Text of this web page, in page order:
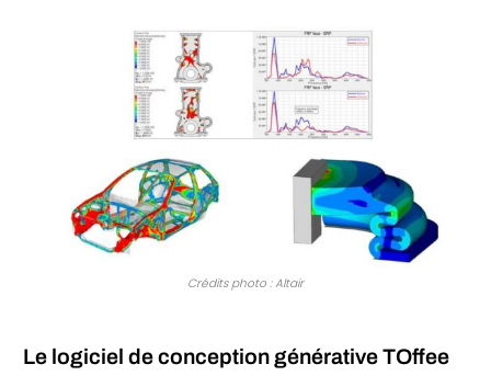
Crédits photo : Altair
Le logiciel de conception générative TOffee